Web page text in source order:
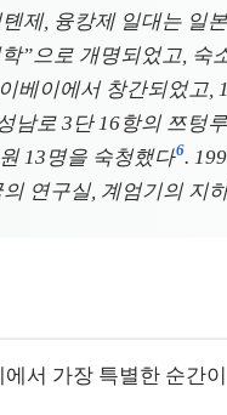
제, 융캉제 일대는 일
”으로 개명되었고,
베이에서 창간되었고
남로 3단 16항의 쯔텅
13명을 숙청했다6.
연구실, 계엄기의 지
서 가장 특별한 순간